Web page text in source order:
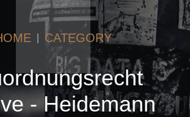
CATEGORY
- Heidemann